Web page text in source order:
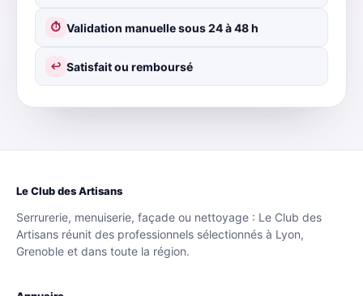
⏱ Validation manuelle sous 24 à 48 h
↩ Satisfait ou remboursé
Le Club des Artisans
Serrurerie, menuiserie, façade ou nettoyage : Le Club des
Artisans réunit des professionnels sélectionnés à Lyon,
Grenoble et dans toute la région.